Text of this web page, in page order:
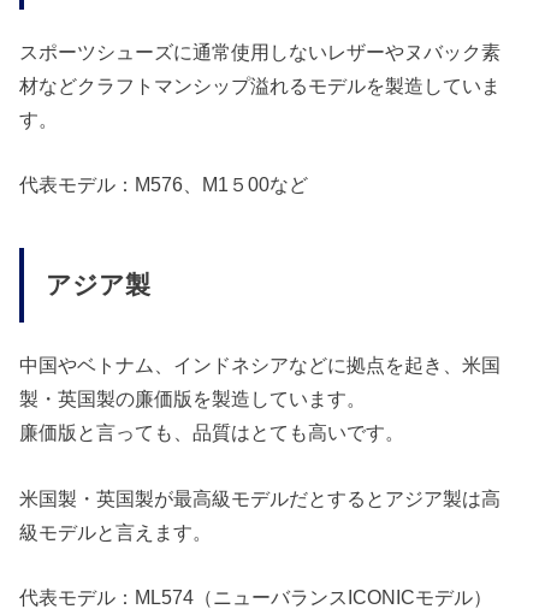
スポーツシューズに通常使用しないレザーやヌバック素
材などクラフトマンシップ溢れるモデルを製造していま
す。
代表モデル：M576、M1５00など
アジア製
中国やベトナム、インドネシアなどに拠点を起き、米国
製・英国製の廉価版を製造しています。
廉価版と言っても、品質はとても高いです。
米国製・英国製が最高級モデルだとするとアジア製は高
級モデルと言えます。
代表モデル：ML574（ニューバランスICONICモデル）